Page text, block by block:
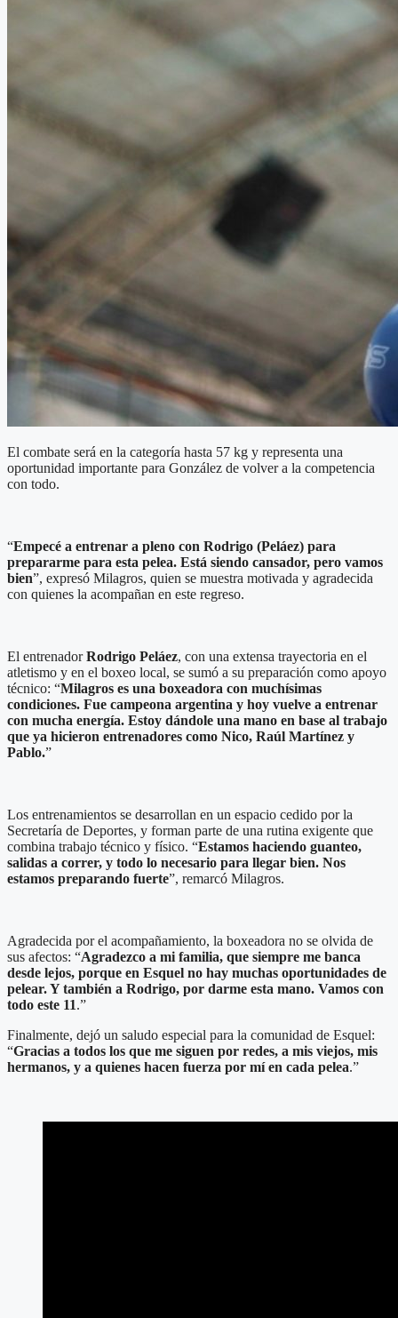
El combate será en la categoría hasta 57 kg y representa una
oportunidad importante para González de volver a la competencia
con todo.
“Empecé a entrenar a pleno con Rodrigo (Peláez) para
prepararme para esta pelea. Está siendo cansador, pero vamos
bien”, expresó Milagros, quien se muestra motivada y agradecida
con quienes la acompañan en este regreso.
El entrenadorRodrigo Peláez, con una extensa trayectoria en el
atletismo y en el boxeo local, se sumó a su preparación como apoyo
técnico: “Milagros es una boxeadora con muchísimas
condiciones. Fue campeona argentina y hoy vuelve a entrenar
con mucha energía. Estoy dándole una mano en base al trabajo
que ya hicieron entrenadores como Nico, Raúl Martínez y
Pablo.”
Los entrenamientos se desarrollan en un espacio cedido por la
Secretaría de Deportes, y forman parte de una rutina exigente que
combina trabajo técnico y físico. “Estamos haciendo guanteo,
salidas a correr, y todo lo necesario para llegar bien. Nos
estamos preparando fuerte”, remarcó Milagros.
Agradecida por el acompañamiento, la boxeadora no se olvida de
sus afectos: “Agradezco a mi familia, que siempre me banca
desde lejos, porque en Esquel no hay muchas oportunidades de
pelear. Y también a Rodrigo, por darme esta mano. Vamos con
todo este 11.”
Finalmente, dejó un saludo especial para la comunidad de Esquel:
“Gracias a todos los que me siguen por redes, a mis viejos, mis
hermanos, y a quienes hacen fuerza por mí en cada pelea.”